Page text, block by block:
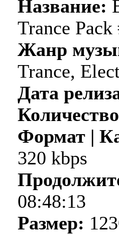
Название:
Trance Pack
Жанр
Trance,
Дата
Формат |
320 kbps
08:48:13
Размер: